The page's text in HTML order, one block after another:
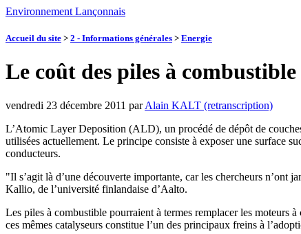
Environnement Lançonnais
Accueil du site > 2 - Informations générales > Energie
Le coût des piles à
vendredi 23 décembre 2011 parAlain KALT (retranscription)
L’Atomic Layer Deposition (ALD), un procédé de dépôt de
utilisées actuellement. Le principe consiste à exposer une surface
conducteurs.
"Il s’agit là d’une découverte importante, car les chercheurs n’ont
Kallio, de l’université finlandaise d’Aalto.
Les piles à combustible pourraient à termes remplacer les moteurs
ces mêmes catalyseurs constitue l’un des principaux freins à